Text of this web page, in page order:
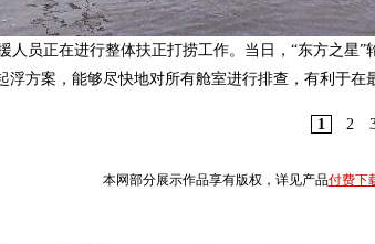
人员正在进行整体扶正打捞工作。当日，“东方之星
浮方案，能够尽快地对所有舱室进行排查，有利于
1 2
本网部分展示作品享有版权，详见产品付费下